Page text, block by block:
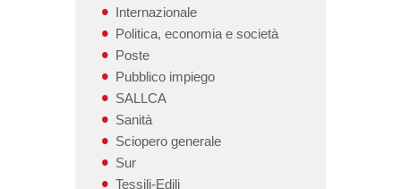
Internazionale
Politica, economia e società
Poste
Pubblico impiego
SALLCA
Sanità
Sciopero generale
Sur
Tessili-Edili